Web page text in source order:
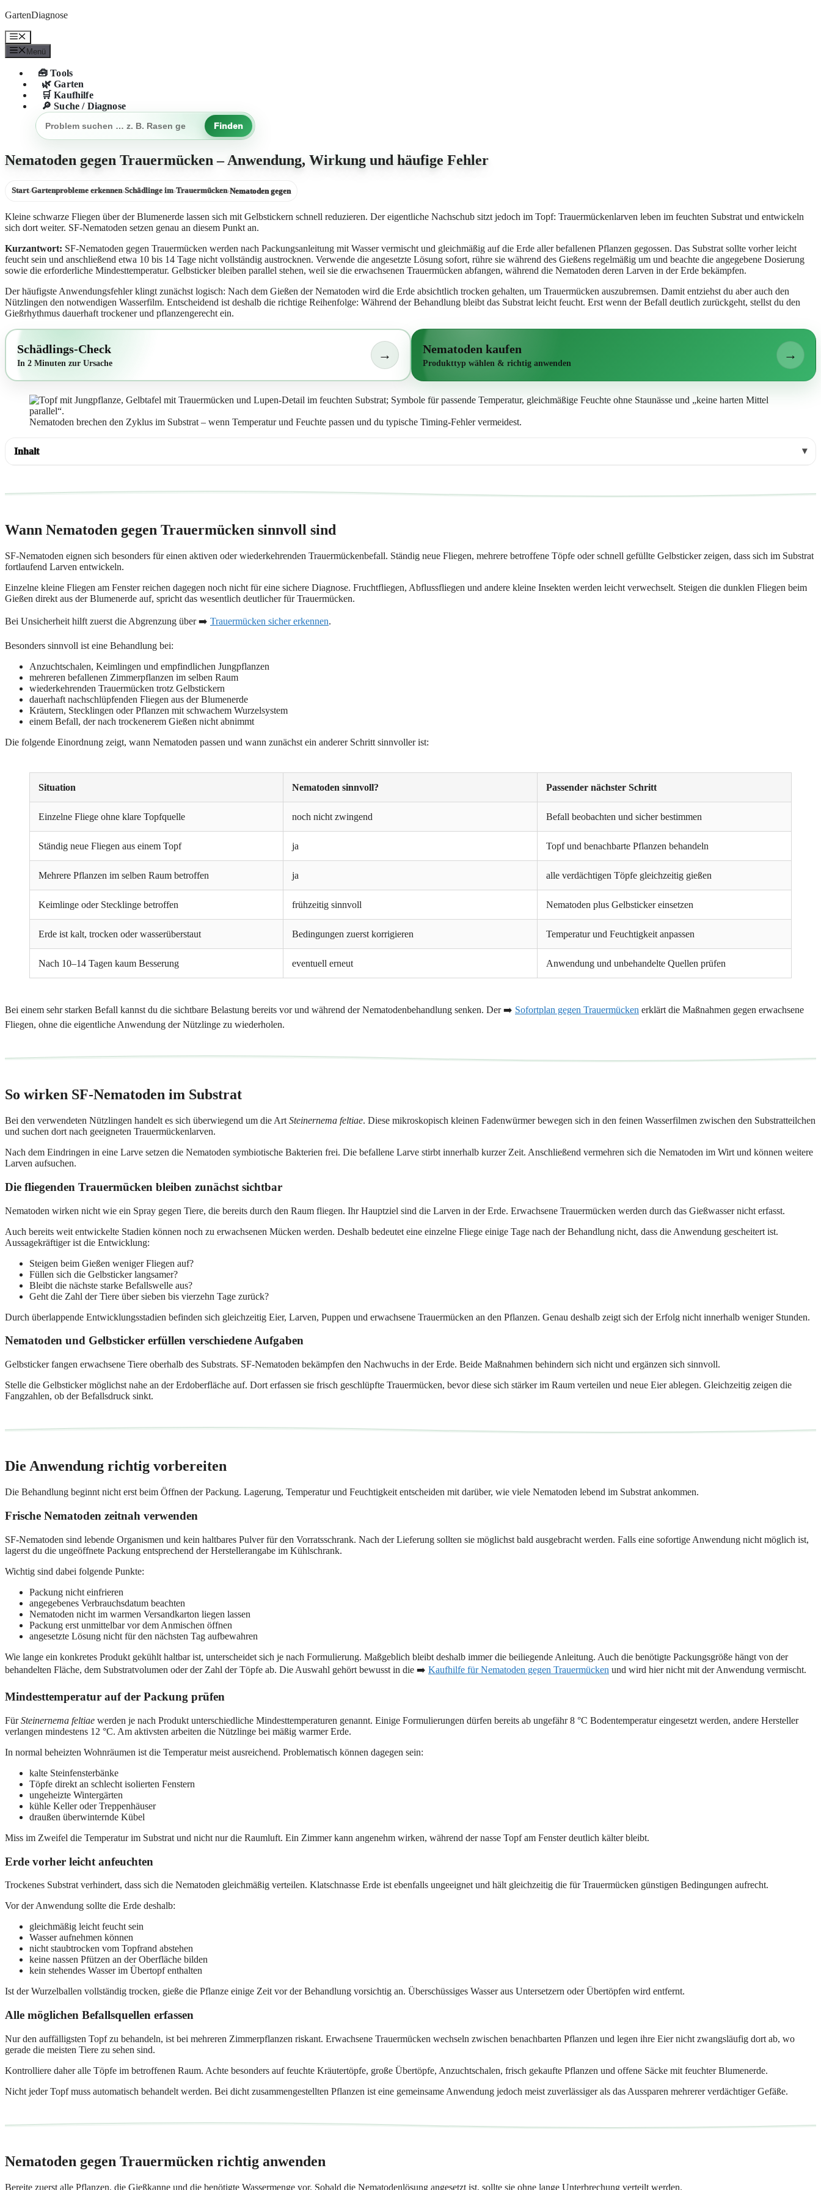
Zum
springen
GartenDiagnose
Menü
Menü
🧰 Tools
🌿 Garten
🛒 Kaufhilfe
🔎 Suche / Diagnose
Gartenproblem
suchen
Finden
Nematoden gegen Trauermücken – Anwendung, Wirkung und häufige Fehler
Start›Gartenprobleme erkennen›Schädlinge im›Trauermücken›Nematoden gegen
Kleine schwarze Fliegen über der Blumenerde lassen sich mit Gelbstickern schnell reduzieren. Der eigentliche Nachschub sitzt jedoch im Topf: Trauermückenlarven leben im feuchten Substrat und entwickeln
sich dort weiter. SF-Nematoden setzen genau an diesem Punkt an.
Kurzantwort: SF-Nematoden gegen Trauermücken werden nach Packungsanleitung mit Wasser vermischt und gleichmäßig auf die Erde aller befallenen Pflanzen gegossen. Das Substrat sollte vorher leicht
feucht sein und anschließend etwa 10 bis 14 Tage nicht vollständig austrocknen. Verwende die angesetzte Lösung sofort, rühre sie während des Gießens regelmäßig um und beachte die angegebene Dosierung
sowie die erforderliche Mindesttemperatur. Gelbsticker bleiben parallel stehen, weil sie die erwachsenen Trauermücken abfangen, während die Nematoden deren Larven in der Erde bekämpfen.
Der häufigste Anwendungsfehler klingt zunächst logisch: Nach dem Gießen der Nematoden wird die Erde absichtlich trocken gehalten, um Trauermücken auszubremsen. Damit entziehst du aber auch den
Nützlingen den notwendigen Wasserfilm. Entscheidend ist deshalb die richtige Reihenfolge: Während der Behandlung bleibt das Substrat leicht feucht. Erst wenn der Befall deutlich zurückgeht, stellst du den
Gießrhythmus dauerhaft trockener und pflanzengerecht ein.
Schädlings-Check
In 2 Minuten zur Ursache
→ Nematoden kaufen
Produkttyp wählen & richtig anwenden
→
Nematoden brechen den Zyklus im Substrat – wenn Temperatur und Feuchte passen und du typische Timing-Fehler vermeidest.
Inhalt
Wann Nematoden gegen Trauermücken sinnvoll sind
SF-Nematoden eignen sich besonders für einen aktiven oder wiederkehrenden Trauermückenbefall. Ständig neue Fliegen, mehrere betroffene Töpfe oder schnell gefüllte Gelbsticker zeigen, dass sich im Substrat
fortlaufend Larven entwickeln.
Einzelne kleine Fliegen am Fenster reichen dagegen noch nicht für eine sichere Diagnose. Fruchtfliegen, Abflussfliegen und andere kleine Insekten werden leicht verwechselt. Steigen die dunklen Fliegen beim
Gießen direkt aus der Blumenerde auf, spricht das wesentlich deutlicher für Trauermücken.
Bei Unsicherheit hilft zuerst die Abgrenzung über ➡️ Trauermücken sicher erkennen.
Besonders sinnvoll ist eine Behandlung bei:
Anzuchtschalen, Keimlingen und empfindlichen Jungpflanzen
mehreren befallenen Zimmerpflanzen im selben Raum
wiederkehrenden Trauermücken trotz Gelbstickern
dauerhaft nachschlüpfenden Fliegen aus der Blumenerde
Kräutern, Stecklingen oder Pflanzen mit schwachem Wurzelsystem
einem Befall, der nach trockenerem Gießen nicht abnimmt
Die folgende Einordnung zeigt, wann Nematoden passen und wann zunächst ein anderer Schritt sinnvoller ist:
Situation Nematoden sinnvoll? Passender nächster Schritt
Einzelne Fliege ohne klare Topfquelle noch nicht zwingend Befall beobachten und sicher bestimmen
Ständig neue Fliegen aus einem Topf ja Topf und benachbarte Pflanzen behandeln
Mehrere Pflanzen im selben Raum betroffen ja alle verdächtigen Töpfe gleichzeitig gießen
Keimlinge oder Stecklinge betroffen frühzeitig sinnvoll Nematoden plus Gelbsticker einsetzen
Erde ist kalt, trocken oder wasserüberstaut Bedingungen zuerst korrigieren Temperatur und Feuchtigkeit anpassen
Nach 10–14 Tagen kaum Besserung eventuell erneut Anwendung und unbehandelte Quellen prüfen
Bei einem sehr starken Befall kannst du die sichtbare Belastung bereits vor und während der Nematodenbehandlung senken. Der ➡️ Sofortplan gegen Trauermücken erklärt die Maßnahmen gegen erwachsene
Fliegen, ohne die eigentliche Anwendung der Nützlinge zu wiederholen.
So wirken SF-Nematoden im Substrat
Bei den verwendeten Nützlingen handelt es sich überwiegend um die Art Steinernema feltiae. Diese mikroskopisch kleinen Fadenwürmer bewegen sich in den feinen Wasserfilmen zwischen den Substratteilchen
und suchen dort nach geeigneten Trauermückenlarven.
Nach dem Eindringen in eine Larve setzen die Nematoden symbiotische Bakterien frei. Die befallene Larve stirbt innerhalb kurzer Zeit. Anschließend vermehren sich die Nematoden im Wirt und können weitere
Larven aufsuchen.
Die fliegenden Trauermücken bleiben zunächst sichtbar
Nematoden wirken nicht wie ein Spray gegen Tiere, die bereits durch den Raum fliegen. Ihr Hauptziel sind die Larven in der Erde. Erwachsene Trauermücken werden durch das Gießwasser nicht erfasst.
Auch bereits weit entwickelte Stadien können noch zu erwachsenen Mücken werden. Deshalb bedeutet eine einzelne Fliege einige Tage nach der Behandlung nicht, dass die Anwendung gescheitert ist.
Aussagekräftiger ist die Entwicklung:
Steigen beim Gießen weniger Fliegen auf?
Füllen sich die Gelbsticker langsamer?
Bleibt die nächste starke Befallswelle aus?
Geht die Zahl der Tiere über sieben bis vierzehn Tage zurück?
Durch überlappende Entwicklungsstadien befinden sich gleichzeitig Eier, Larven, Puppen und erwachsene Trauermücken an den Pflanzen. Genau deshalb zeigt sich der Erfolg nicht innerhalb weniger Stunden.
Nematoden und Gelbsticker erfüllen verschiedene Aufgaben
Gelbsticker fangen erwachsene Tiere oberhalb des Substrats. SF-Nematoden bekämpfen den Nachwuchs in der Erde. Beide Maßnahmen behindern sich nicht und ergänzen sich sinnvoll.
Stelle die Gelbsticker möglichst nahe an der Erdoberfläche auf. Dort erfassen sie frisch geschlüpfte Trauermücken, bevor diese sich stärker im Raum verteilen und neue Eier ablegen. Gleichzeitig zeigen die
Fangzahlen, ob der Befallsdruck sinkt.
Die Anwendung richtig vorbereiten
Die Behandlung beginnt nicht erst beim Öffnen der Packung. Lagerung, Temperatur und Feuchtigkeit entscheiden mit darüber, wie viele Nematoden lebend im Substrat ankommen.
Frische Nematoden zeitnah verwenden
SF-Nematoden sind lebende Organismen und kein haltbares Pulver für den Vorratsschrank. Nach der Lieferung sollten sie möglichst bald ausgebracht werden. Falls eine sofortige Anwendung nicht möglich ist,
lagerst du die ungeöffnete Packung entsprechend der Herstellerangabe im Kühlschrank.
Wichtig sind dabei folgende Punkte:
Packung nicht einfrieren
angegebenes Verbrauchsdatum beachten
Nematoden nicht im warmen Versandkarton liegen lassen
Packung erst unmittelbar vor dem Anmischen öffnen
angesetzte Lösung nicht für den nächsten Tag aufbewahren
Wie lange ein konkretes Produkt gekühlt haltbar ist, unterscheidet sich je nach Formulierung. Maßgeblich bleibt deshalb immer die beiliegende Anleitung. Auch die benötigte Packungsgröße hängt von der
behandelten Fläche, dem Substratvolumen oder der Zahl der Töpfe ab. Die Auswahl gehört bewusst in die ➡️ Kaufhilfe für Nematoden gegen Trauermücken und wird hier nicht mit der Anwendung vermischt.
Mindesttemperatur auf der Packung prüfen
FürSteinernema feltiae werden je nach Produkt unterschiedliche Mindesttemperaturen genannt. Einige Formulierungen dürfen bereits ab ungefähr 8 °C Bodentemperatur eingesetzt werden, andere Hersteller
verlangen mindestens 12 °C. Am aktivsten arbeiten die Nützlinge bei mäßig warmer Erde.
In normal beheizten Wohnräumen ist die Temperatur meist ausreichend. Problematisch können dagegen sein:
kalte Steinfensterbänke
Töpfe direkt an schlecht isolierten Fenstern
ungeheizte Wintergärten
kühle Keller oder Treppenhäuser
draußen überwinternde Kübel
Miss im Zweifel die Temperatur im Substrat und nicht nur die Raumluft. Ein Zimmer kann angenehm wirken, während der nasse Topf am Fenster deutlich kälter bleibt.
Erde vorher leicht anfeuchten
Trockenes Substrat verhindert, dass sich die Nematoden gleichmäßig verteilen. Klatschnasse Erde ist ebenfalls ungeeignet und hält gleichzeitig die für Trauermücken günstigen Bedingungen aufrecht.
Vor der Anwendung sollte die Erde deshalb:
gleichmäßig leicht feucht sein
Wasser aufnehmen können
nicht staubtrocken vom Topfrand abstehen
keine nassen Pfützen an der Oberfläche bilden
kein stehendes Wasser im Übertopf enthalten
Ist der Wurzelballen vollständig trocken, gieße die Pflanze einige Zeit vor der Behandlung vorsichtig an. Überschüssiges Wasser aus Untersetzern oder Übertöpfen wird entfernt.
Alle möglichen Befallsquellen erfassen
Nur den auffälligsten Topf zu behandeln, ist bei mehreren Zimmerpflanzen riskant. Erwachsene Trauermücken wechseln zwischen benachbarten Pflanzen und legen ihre Eier nicht zwangsläufig dort ab, wo
gerade die meisten Tiere zu sehen sind.
Kontrolliere daher alle Töpfe im betroffenen Raum. Achte besonders auf feuchte Kräutertöpfe, große Übertöpfe, Anzuchtschalen, frisch gekaufte Pflanzen und offene Säcke mit feuchter Blumenerde.
Nicht jeder Topf muss automatisch behandelt werden. Bei dicht zusammengestellten Pflanzen ist eine gemeinsame Anwendung jedoch meist zuverlässiger als das Aussparen mehrerer verdächtiger Gefäße.
Nematoden gegen Trauermücken richtig anwenden
Bereite zuerst alle Pflanzen, die Gießkanne und die benötigte Wassermenge vor. Sobald die Nematodenlösung angesetzt ist, sollte sie ohne lange Unterbrechung verteilt werden.